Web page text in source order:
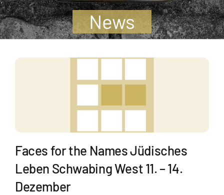
Jugendliche
Unterstützen
News
Faces for the Names Jüdisches
Leben Schwabing West 11. – 14.
Dezember